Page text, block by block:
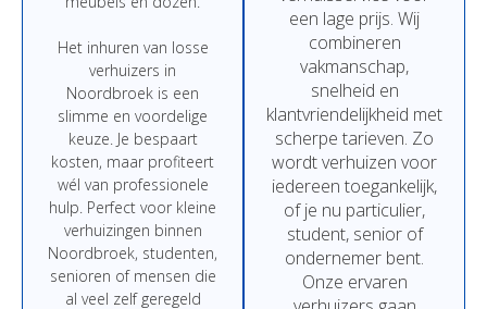
Het inhuren van losse
verhuizers in
Noordbroek is een
slimme en voordelige
keuze. Je bespaart
kosten, maar profiteert
wél van professionele
hulp. Perfect voor kleine
verhuizingen binnen
Noordbroek, studenten,
senioren of mensen die
al veel zelf geregeld
een lage prijs. Wij
combineren
vakmanschap,
snelheid en
klantvriendelijkheid met
scherpe tarieven. Zo
wordtverhuizen voor
iedereen toegankelijk,
ofje nu particulier,
student, senior of
ondernemer bent.
Onze ervaren